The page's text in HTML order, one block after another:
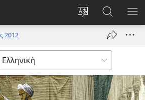
Αλλαγή
γλώσσας
ιστότοπου
Σύνδεση
(ανοίγει
παράθυρο)
στο
JW.ORG
2012